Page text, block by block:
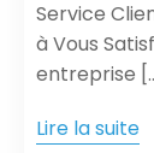
Service
à Vous
entreprise
Lire la suite